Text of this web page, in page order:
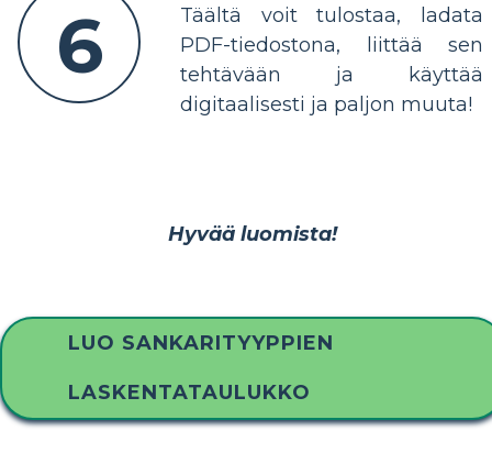
6
Täältä voit tulostaa, ladata
PDF-tiedostona, liittää sen
tehtävään ja käyttää
digitaalisesti ja paljon muuta!
Hyvää luomista!
LUO SANKARITYYPPIEN
LASKENTATAULUKKO